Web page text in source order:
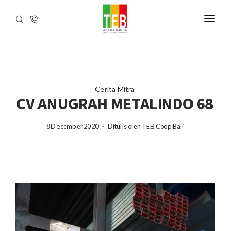
KEGIATAN
TENTANG KAMI
INFORMASI
Cerita Mitra
CV ANUGRAH METALINDO 68
8 December 2020 ・ Ditulis oleh TEB Coop Bali